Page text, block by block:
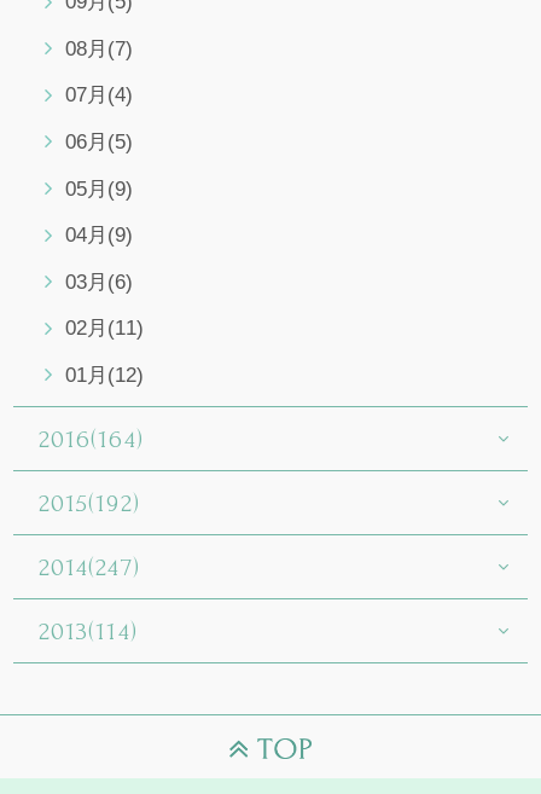
08月(7)
07月(4)
06月(5)
05月(9)
04月(9)
03月(6)
02月(11)
01月(12)
2016(164)
2015(192)
2014(247)
2013(114)